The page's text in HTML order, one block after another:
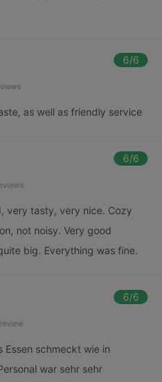
6/6
as well as friendly service
6/6
very tasty, very nice. Cozy
not noisy. Very good
big. Everything was fine.
6/6
Essen schmeckt wie in
war sehr sehr